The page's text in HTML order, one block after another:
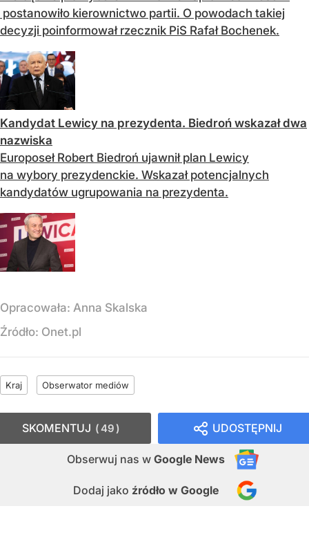
postanowiło kierownictwo partii. O powodach takiej
decyzji poinformował rzecznik PiS Rafał Bochenek.
Kandydat Lewicy na prezydenta. Biedroń wskazał dwa
nazwiska
Europoseł Robert Biedroń ujawnił plan Lewicy
na wybory prezydenckie. Wskazał potencjalnych
kandydatów ugrupowania na prezydenta.
Opracowała: Anna Skalska
Źródło: Onet.pl
Kraj Obserwator mediów
UDOSTĘPNIJ
Obserwuj nas w Google News
Dodaj jako źródło w Google
SKOMENTUJ 49